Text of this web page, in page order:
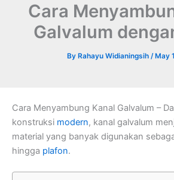
Cara
Galvalum
By Rahayu Widianingsih / May
Cara Menyambung Kanal Galvalum –
konstruksi modern, kanal galvalum
material yang banyak digunakan
hingga plafon.